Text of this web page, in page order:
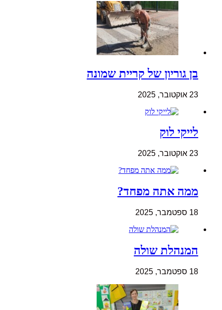
בן גוריון של קריית שמונה
23 אוקטובר, 2025
לייקי לוק
23 אוקטובר, 2025
ממה אתה מפחד?
18 ספטמבר, 2025
המנהלת שולה
18 ספטמבר, 2025